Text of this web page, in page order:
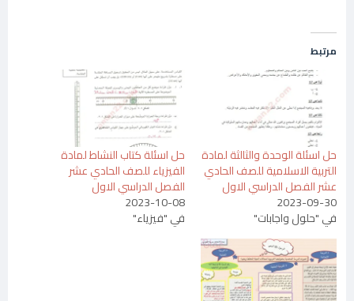
مرتبط
حل اسئلة الوحدة والثالثة لمادة
التربية الاسلامية للصف الحادي
عشر الفصل الدراسي الاول
2023-09-30
في "حلول واجابات"
حل اسئلة كتاب النشاط لمادة
الفيزياء للصف الحادي عشر
الفصل الدراسي الاول
2023-10-08
في "فيزياء"